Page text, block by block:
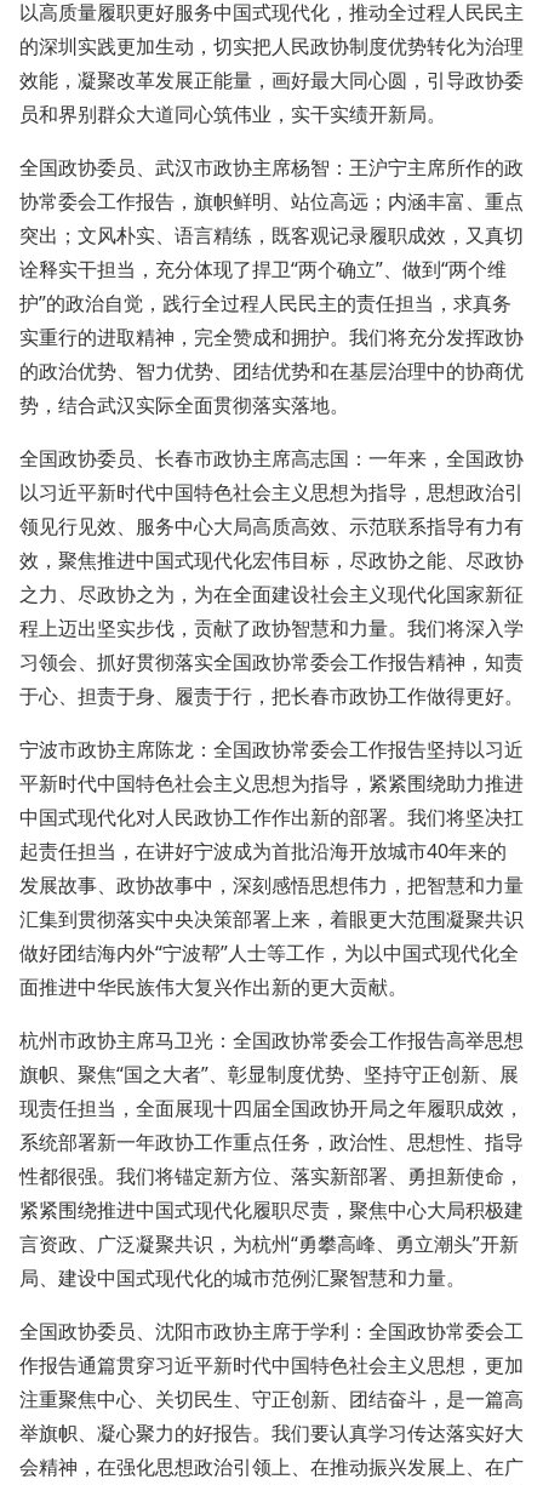
以高质量履职更好服务中国式现代化，推动全过程人民民主
的深圳实践更加生动，切实把人民政协制度优势转化为治理
效能，凝聚改革发展正能量，画好最大同心圆，引导政协委
员和界别群众大道同心筑伟业，实干实绩开新局。
全国政协委员、武汉市政协主席杨智：王沪宁主席所作的政
协常委会工作报告，旗帜鲜明、站位高远；内涵丰富、重点
突出；文风朴实、语言精练，既客观记录履职成效，又真切
诠释实干担当，充分体现了捍卫“两个确立”、做到“两个维
护”的政治自觉，践行全过程人民民主的责任担当，求真务
实重行的进取精神，完全赞成和拥护。我们将充分发挥政协
的政治优势、智力优势、团结优势和在基层治理中的协商优
势，结合武汉实际全面贯彻落实落地。
全国政协委员、长春市政协主席高志国：一年来，全国政协
以习近平新时代中国特色社会主义思想为指导，思想政治引
领见行见效、服务中心大局高质高效、示范联系指导有力有
效，聚焦推进中国式现代化宏伟目标，尽政协之能、尽政协
之力、尽政协之为，为在全面建设社会主义现代化国家新征
程上迈出坚实步伐，贡献了政协智慧和力量。我们将深入学
习领会、抓好贯彻落实全国政协常委会工作报告精神，知责
于心、担责于身、履责于行，把长春市政协工作做得更好。
宁波市政协主席陈龙：全国政协常委会工作报告坚持以习近
平新时代中国特色社会主义思想为指导，紧紧围绕助力推进
中国式现代化对人民政协工作作出新的部署。我们将坚决扛
起责任担当，在讲好宁波成为首批沿海开放城市40年来的
发展故事、政协故事中，深刻感悟思想伟力，把智慧和力量
汇集到贯彻落实中央决策部署上来，着眼更大范围凝聚共识
做好团结海内外“宁波帮”人士等工作，为以中国式现代化全
面推进中华民族伟大复兴作出新的更大贡献。
杭州市政协主席马卫光：全国政协常委会工作报告高举思想
旗帜、聚焦“国之大者”、彰显制度优势、坚持守正创新、展
现责任担当，全面展现十四届全国政协开局之年履职成效，
系统部署新一年政协工作重点任务，政治性、思想性、指导
性都很强。我们将锚定新方位、落实新部署、勇担新使命，
紧紧围绕推进中国式现代化履职尽责，聚焦中心大局积极建
言资政、广泛凝聚共识，为杭州“勇攀高峰、勇立潮头”开新
局、建设中国式现代化的城市范例汇聚智慧和力量。
全国政协委员、沈阳市政协主席于学利：全国政协常委会工
作报告通篇贯穿习近平新时代中国特色社会主义思想，更加
注重聚焦中心、关切民生、守正创新、团结奋斗，是一篇高
举旗帜、凝心聚力的好报告。我们要认真学习传达落实好大
会精神，在强化思想政治引领上、在推动振兴发展上、在广